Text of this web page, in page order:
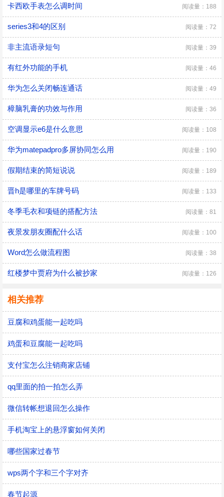
卡西欧手表怎么调时间 阅读量：188
series3和4的区别 阅读量：72
非主流语录短句 阅读量：39
有红外功能的手机 阅读量：46
华为怎么关闭畅连通话 阅读量：49
樟脑乳膏的功效与作用 阅读量：36
空调显示e6是什么意思 阅读量：108
华为matepadpro多屏协同怎么用 阅读量：190
假期结束的简短说说 阅读量：189
晋h是哪里的车牌号码 阅读量：133
冬季毛衣和项链的搭配方法 阅读量：81
夜景发朋友圈配什么话 阅读量：100
Word怎么做流程图 阅读量：38
红楼梦中贾府为什么被抄家 阅读量：126
相关推荐
豆腐和鸡蛋能一起吃吗
鸡蛋和豆腐能一起吃吗
支付宝怎么注销商家店铺
qq里面的拍一拍怎么弄
微信转帐想退回怎么操作
手机淘宝上的悬浮窗如何关闭
哪些国家过春节
wps两个字和三个字对齐
春节起源